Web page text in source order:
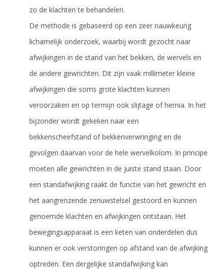
zo de klachten te behandelen.
De methode is gebaseerd op een zeer nauwkeurig
lichamelijk onderzoek, waarbij wordt gezocht naar
afwijkingen in de stand van het bekken, de wervels en
de andere gewrichten. Dit zijn vaak millimeter kleine
afwijkingen die soms grote klachten kunnen
veroorzaken en op termijn ook slijtage of hernia. In het
bijzonder wordt gekeken naar een
bekkenscheefstand of bekkenverwringing en de
gevolgen daarvan voor de hele wervelkolom. In principe
moeten alle gewrichten in de juiste stand staan. Door
een standafwijking raakt de functie van het gewricht en
het aangrenzende zenuwstelsel gestoord en kunnen
genoemde klachten en afwijkingen ontstaan. Het
bewegingsapparaat is een keten van onderdelen dus
kunnen er ook verstoringen op afstand van de afwijking
optreden. Een dergelijke standafwijking kan